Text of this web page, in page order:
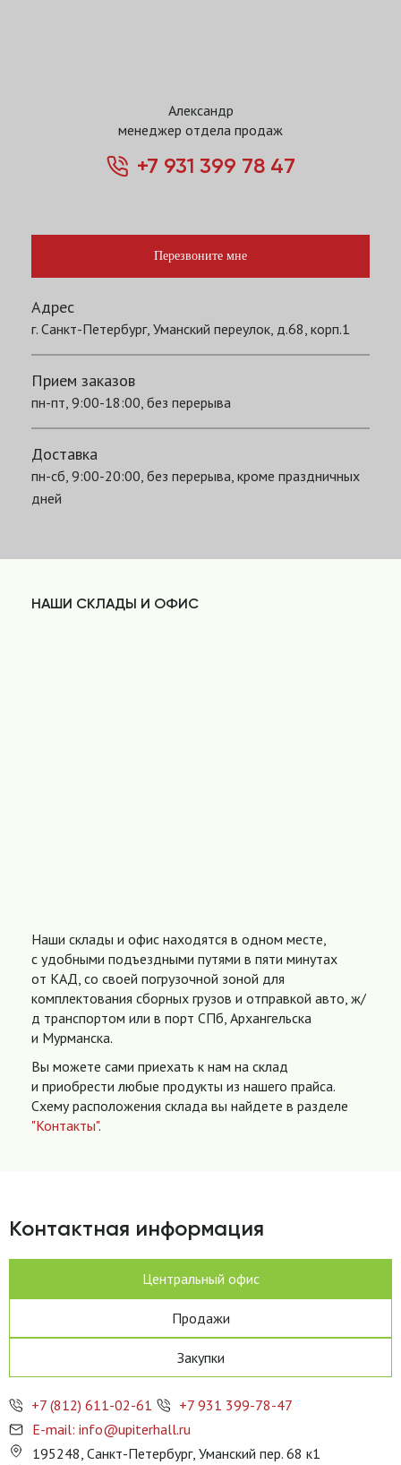
Александр
менеджер отдела продаж
+7 931 399 78 47
Перезвоните мне
Адрес
г. Санкт-Петербург, Уманский переулок, д.68, корп.1
Прием заказов
пн-пт, 9:00-18:00, без перерыва
Доставка
пн-сб, 9:00-20:00, без перерыва, кроме праздничных
дней
НАШИ СКЛАДЫ И ОФИС
Наши склады и офис находятся в одном месте,
с удобными подъездными путями в пяти минутах
от КАД, со своей погрузочной зоной для
комплектования сборных грузов и отправкой авто, ж/
д транспортом или в порт СПб, Архангельска
и Мурманска.
Вы можете сами приехать к нам на склад
и приобрести любые продукты из нашего прайса.
Схему расположения склада вы найдете в разделе
"Контакты".
Контактная информация
Центральный офис
Продажи
Закупки
+7 (812) 611-02-61
+7 931 399-78-47
E-mail: info@upiterhall.ru
195248, Санкт-Петербург, Уманский пер. 68 к1